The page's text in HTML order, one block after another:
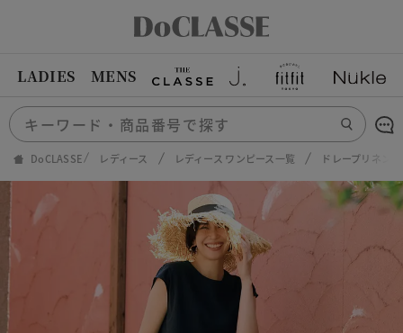
LADIES MENS
DoCLASSE レディース レディース ワンピース一覧 ドレープリネン